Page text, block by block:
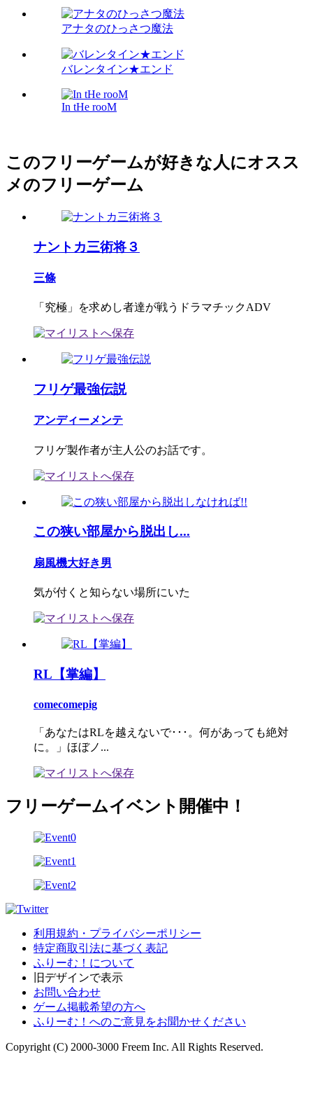
アナタのひっさつ魔法
バレンタイン★エンド
In tHe rooM
このフリーゲームが好きな人にオスス
メのフリーゲーム
ナントカ三術将３
三條
「究極」を求めし者達が戦うドラマチックADV
フリゲ最強伝説
アンディーメンテ
フリゲ製作者が主人公のお話です。
この狭い部屋から脱出し...
扇風機大好き男
気が付くと知らない場所にいた
RL【掌編】
comecomepig
「あなたはRLを越えないで･･･。何があっても絶対
に。」ほぼノ...
フリーゲームイベント開催中！
利用規約・プライバシーポリシー
特定商取引法に基づく表記
ふりーむ！について
旧デザインで表示
お問い合わせ
ゲーム掲載希望の方へ
ふりーむ！へのご意見をお聞かせください
Copyright (C) 2000-3000 Freem Inc. All Rights Reserved.